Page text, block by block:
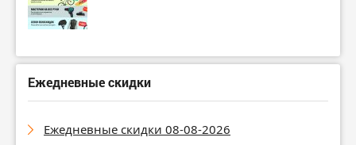
Ежедневные скидки
Ежедневные скидки 08-08-2026